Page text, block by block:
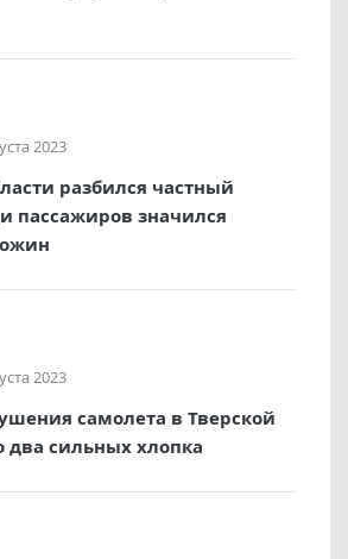
2023
разбился частный
пассажиров значился
2023
самолета в Тверской
два сильных хлопка